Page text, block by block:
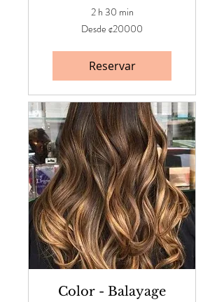
2 h 30 min
Desde ¢20000
Reservar
Color - Balayage